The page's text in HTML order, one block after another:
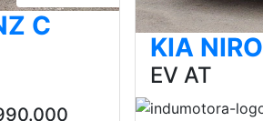
C
KIA NIRO
EV AT